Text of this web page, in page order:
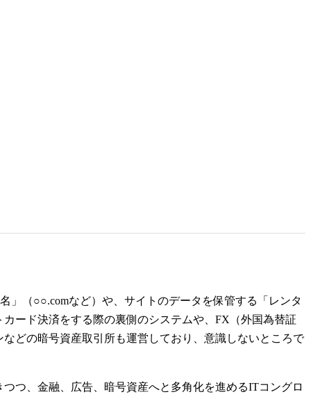
」（○○.comなど）や、サイトのデータを保管する「レンタ
ード決済をする際の裏側のシステムや、FX（外国為替証
どの暗号資産取引所も運営しており、意識しないところで
つ、金融、広告、暗号資産へと多角化を進めるITコングロ